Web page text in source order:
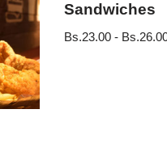
Sandwiches
Bs.23.00 - Bs.